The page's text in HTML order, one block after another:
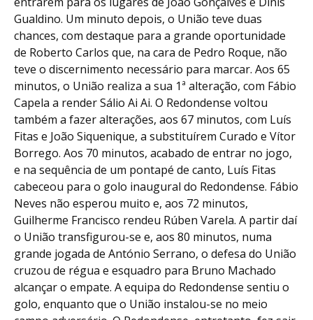
Gualdino. Um minuto depois, o União teve duas
chances, com destaque para a grande oportunidade
de Roberto Carlos que, na cara de Pedro Roque, não
teve o discernimento necessário para marcar. Aos 65
minutos, o União realiza a sua 1ª alteração, com Fábio
Capela a render Sálio Ai Ai. O Redondense voltou
também a fazer alterações, aos 67 minutos, com Luís
Fitas e João Siquenique, a substituírem Curado e Vítor
Borrego. Aos 70 minutos, acabado de entrar no jogo,
e na sequência de um pontapé de canto, Luís Fitas
cabeceou para o golo inaugural do Redondense. Fábio
Neves não esperou muito e, aos 72 minutos,
Guilherme Francisco rendeu Rúben Varela. A partir daí
o União transfigurou-se e, aos 80 minutos, numa
grande jogada de António Serrano, o defesa do União
cruzou de régua e esquadro para Bruno Machado
alcançar o empate. A equipa do Redondense sentiu o
golo, enquanto que o União instalou-se no meio